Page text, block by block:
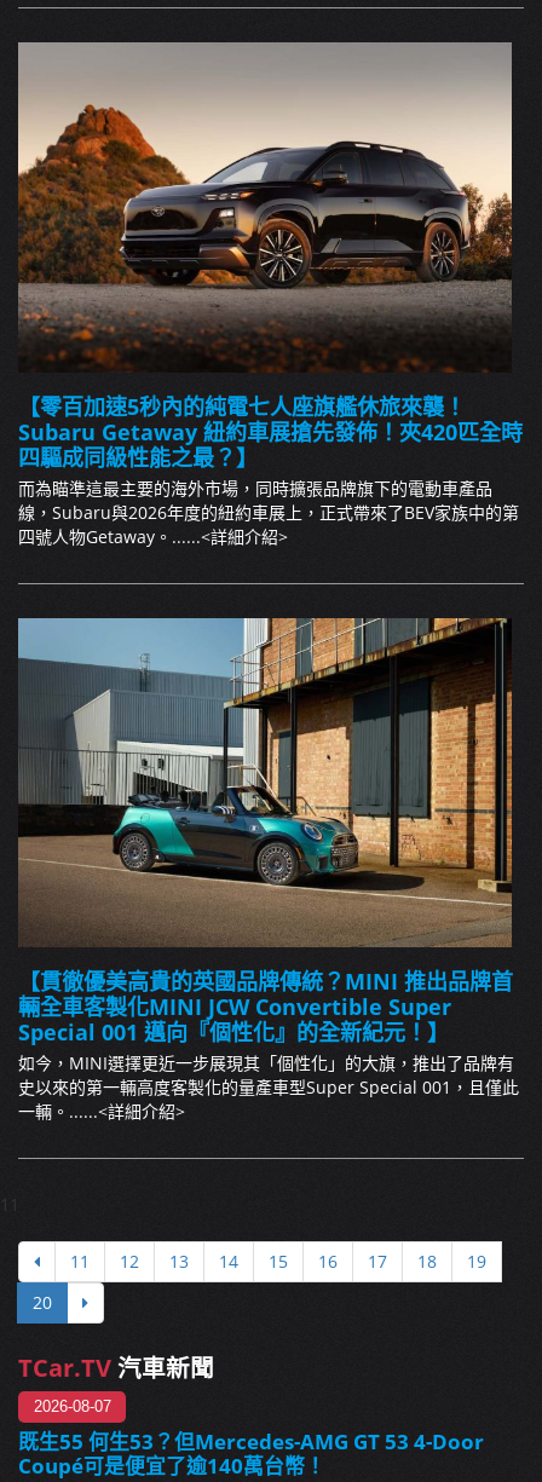
【零百加速5秒內的純電七人座旗艦休旅來襲！
Subaru Getaway 紐約車展搶先發佈！夾420匹全時
四驅成同級性能之最？】
而為瞄準這最主要的海外市場，同時擴張品牌旗下的電動車產品
線，Subaru與2026年度的紐約車展上，正式帶來了BEV家族中的第
四號人物Getaway。......<詳細介紹>
【貫徹優美高貴的英國品牌傳統？MINI 推出品牌首
輛全車客製化MINI JCW Convertible Super
Special 001 邁向『個性化』的全新紀元！】
如今，MINI選擇更近一步展現其「個性化」的大旗，推出了品牌有
史以來的第一輛高度客製化的量產車型Super Special 001，且僅此
一輛。......<詳細介紹>
11 12 13 14 15 16 17 18
19
20
TCar.TV汽車新聞
2026-08-07
既生55 何生53？但Mercedes-AMG GT 53 4-Door
Coupé可是便宜了逾140萬台幣！